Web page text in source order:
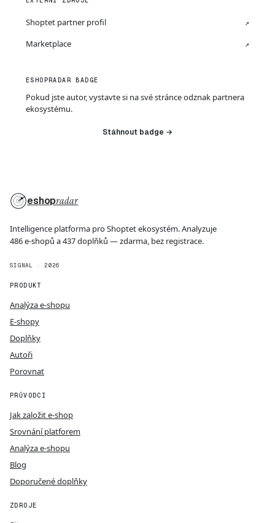
Shoptet partner profil ↗
Marketplace ↗
ESHOPRADAR BADGE
Pokud jste autor, vystavte si na své stránce odznak partnera
ekosystému.
Stáhnout badge →
eshopradar
Intelligence platforma pro Shoptet ekosystém. Analyzuje
486 e-shopů a 437 doplňků — zdarma, bez registrace.
SIGNAL · 2026
PRODUKT
Analýza e-shopu
E-shopy
Doplňky
Autoři
Porovnat
PRŮVODCI
Jak založit e-shop
Srovnání platforem
Analýza e-shopu
Blog
Doporučené doplňky
ZDROJE